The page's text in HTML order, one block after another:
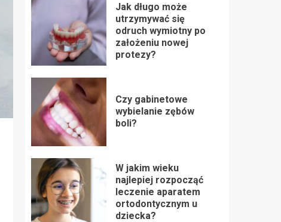
Jak długo może
utrzymywać się
odruch wymiotny po
założeniu nowej
protezy?
Czy gabinetowe
wybielanie zębów
boli?
W jakim wieku
najlepiej rozpocząć
leczenie aparatem
ortodontycznym u
dziecka?